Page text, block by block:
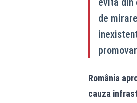
evită din
de
România
cauza